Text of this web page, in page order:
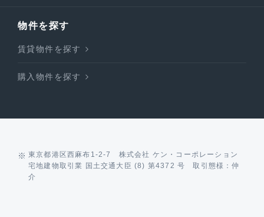
物件を探す
賃貸物件を探す
購入物件を探す
東京都港区西麻布1-2-7 株式会社 ケン・コーポレーション
宅地建物取引業 国土交通大臣 (8) 第4372 号 取引態様：仲
介